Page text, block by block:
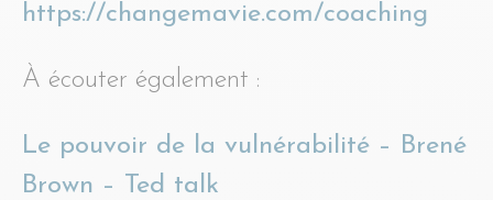
https://changemavie.com/coaching
À écouter également :
Le pouvoir de la vulnérabilité – Brené
Brown – Ted talk